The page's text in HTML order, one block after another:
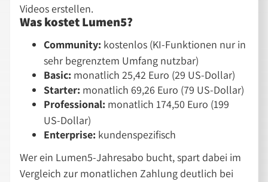
Videos erstellen.
Was kostet Lumen5?
Community: kostenlos (KI-Funktionen nur in
sehr begrenztem Umfang nutzbar)
Basic: monatlich 25,42 Euro (29 US-Dollar)
Starter: monatlich 69,26 Euro (79 US-Dollar)
Professional: monatlich 174,50 Euro (199
US-Dollar)
Enterprise: kundenspezifisch
Wer ein Lumen5-Jahresabo bucht, spart dabei im
Vergleich zur monatlichen Zahlung deutlich bei